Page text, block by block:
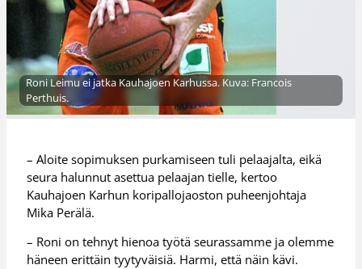
Roni Leimu ei jatka Kauhajoen Karhussa. Kuva: Francois
Perthuis.
– Aloite sopimuksen purkamiseen tuli pelaajalta, eikä
seura halunnut asettua pelaajan tielle, kertoo
Kauhajoen Karhun koripallojaoston puheenjohtaja
Mika Perälä.
– Roni on tehnyt hienoa työtä seurassamme ja olemme
häneen erittäin tyytyväisiä. Harmi, että näin kävi.